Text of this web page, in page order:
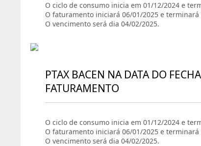
O ciclo de consumo inicia em 01/12/2024 e
O faturamento iniciará 06/01/2025 e terminará
O vencimento será dia 04/02/2025.
PTAX BACEN NA DATA DO
FATURAMENTO
O ciclo de consumo inicia em 01/12/2024 e
O faturamento iniciará 06/01/2025 e terminará
O vencimento será dia 04/02/2025.